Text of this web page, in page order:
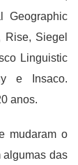
Geographic
Rise, Siegel
Linguistic
e Insaco.
anos.
mudaram o
algumas das